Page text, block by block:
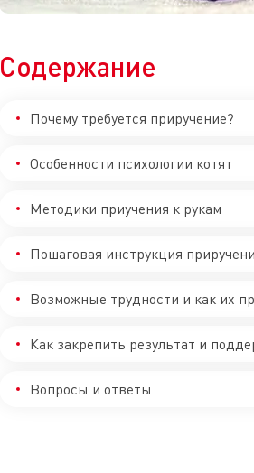
Содержание
Почему требуется приручение?
Особенности психологии котят
Методики приучения к рукам
Пошаговая инструкция
Возможные трудности и как их
Как закрепить результат и
Вопросы и ответы